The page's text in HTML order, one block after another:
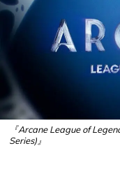
『Arcane League of
Series)』